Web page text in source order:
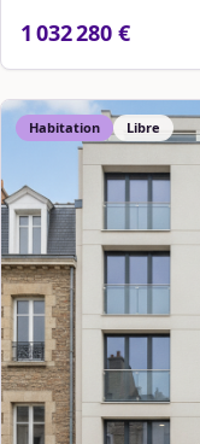
1 032 280 €
Habitation Libre